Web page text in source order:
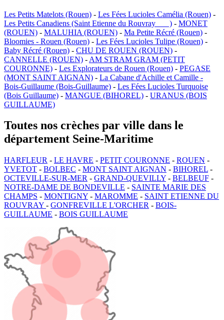
Les Petits Matelots (Rouen) - Les Fées Lucioles Camélia (Rouen) -
Les Petits Canadiens (Saint Etienne du Rouvray ) - MONET
(ROUEN) - MALUHIA (ROUEN) - Ma Petite Récré (Rouen) -
Bloomies - Rouen (Rouen) - Les Fées Lucioles Tulipe (Rouen) -
Baby Récré (Rouen) - CHU DE ROUEN (ROUEN) -
CANNELLE (ROUEN) - AM STRAM GRAM (PETIT
COURONNE) - Les Explorateurs de Rouen (Rouen) - PEGASE
(MONT SAINT AIGNAN) - La Cabane d'Achille et Camille -
Bois-Guillaume (Bois-Guillaume) - Les Fées Lucioles Turquoise
(Bois Guillaume) - MANGUE (BIHOREL) - URANUS (BOIS
GUILLAUME)
Toutes nos crèches par ville dans le
département Seine-Maritime
HARFLEUR - LE HAVRE - PETIT COURONNE - ROUEN -
YVETOT - BOLBEC - MONT SAINT AIGNAN - BIHOREL -
OCTEVILLE-SUR-MER - GRAND-QUEVILLY - BELBEUF -
NOTRE-DAME DE BONDEVILLE - SAINTE MARIE DES
CHAMPS - MONTIGNY - MAROMME - SAINT ETIENNE DU
ROUVRAY - GONFREVILLE L'ORCHER - BOIS-
GUILLAUME - BOIS GUILLAUME